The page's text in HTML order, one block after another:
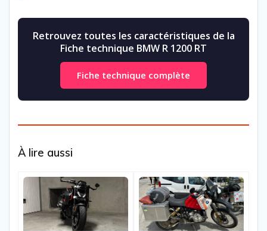
Retrouvez toutes les caractéristiques de la
Fiche technique BMW R 1200 RT
Fiche technique complète
À lire aussi